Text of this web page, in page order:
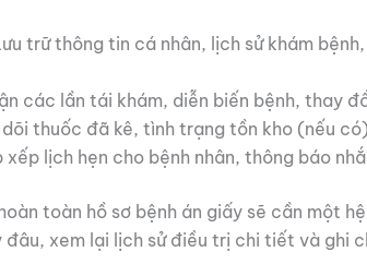
trữ thông tin cá nhân, lịch sử khám
các lần tái khám, diễn biến bệnh, thay
thuốc đã kê, tình trạng tồn kho (nếu
xếp lịch hẹn cho bệnh nhân, thông báo
toàn hồ sơ bệnh án giấy sẽ cần một
xem lại lịch sử điều trị chi tiết và ghi